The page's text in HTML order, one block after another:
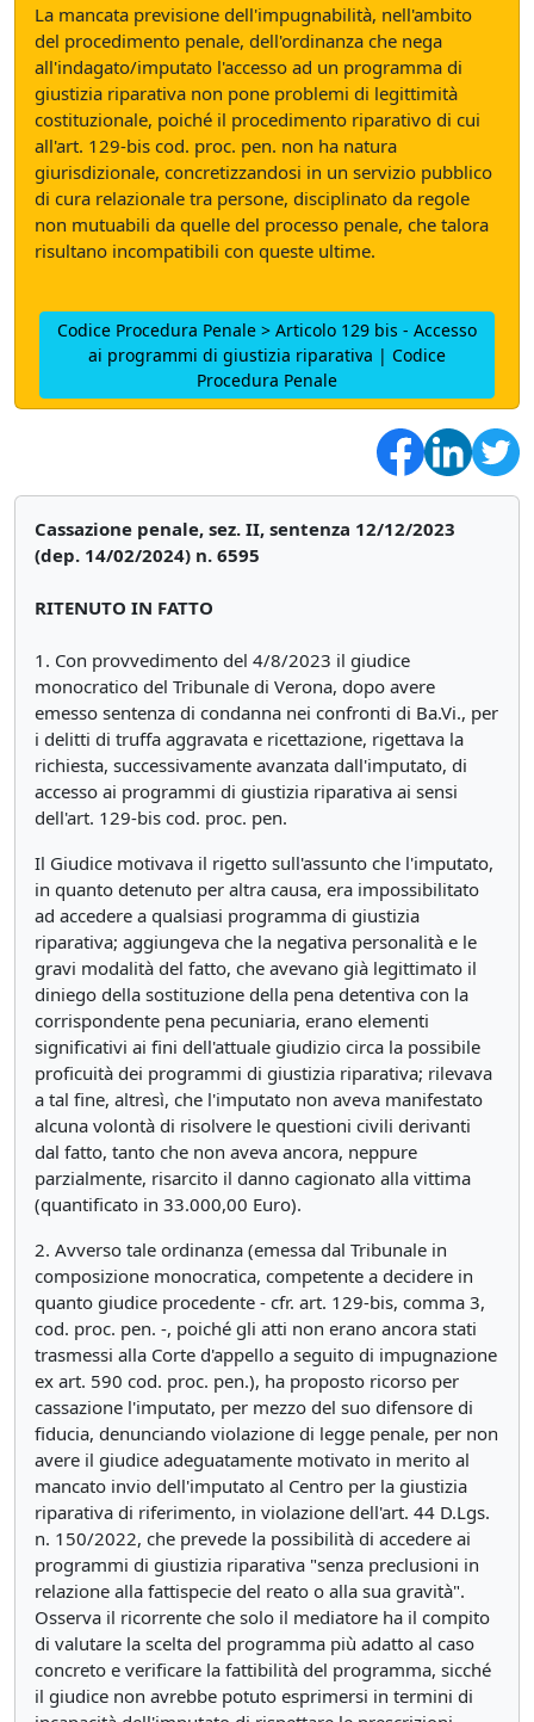
La mancata previsione dell'impugnabilità, nell'ambito
del procedimento penale, dell'ordinanza che nega
all'indagato/imputato l'accesso ad un programma di
giustizia riparativa non pone problemi di legittimità
costituzionale, poiché il procedimento riparativo di cui
all'art. 129-bis cod. proc. pen. non ha natura
giurisdizionale, concretizzandosi in un servizio pubblico
di cura relazionale tra persone, disciplinato da regole
non mutuabili da quelle del processo penale, che talora
risultano incompatibili con queste ultime.
Codice Procedura Penale > Articolo 129 bis - Accesso
ai programmi di giustizia riparativa | Codice
Procedura Penale
Cassazione penale, sez. II, sentenza 12/12/2023
(dep. 14/02/2024) n. 6595
RITENUTO IN FATTO
1. Con provvedimento del 4/8/2023 il giudice
monocratico del Tribunale di Verona, dopo avere
emesso sentenza di condanna nei confronti di Ba.Vi., per
i delitti di truffa aggravata e ricettazione, rigettava la
richiesta, successivamente avanzata dall'imputato, di
accesso ai programmi di giustizia riparativa ai sensi
dell'art. 129-bis cod. proc. pen.
Il Giudice motivava il rigetto sull'assunto che l'imputato,
in quanto detenuto per altra causa, era impossibilitato
ad accedere a qualsiasi programma di giustizia
riparativa; aggiungeva che la negativa personalità e le
gravi modalità del fatto, che avevano già legittimato il
diniego della sostituzione della pena detentiva con la
corrispondente pena pecuniaria, erano elementi
significativi ai fini dell'attuale giudizio circa la possibile
proficuità dei programmi di giustizia riparativa; rilevava
a tal fine, altresì, che l'imputato non aveva manifestato
alcuna volontà di risolvere le questioni civili derivanti
dal fatto, tanto che non aveva ancora, neppure
parzialmente, risarcito il danno cagionato alla vittima
(quantificato in 33.000,00 Euro).
2. Avverso tale ordinanza (emessa dal Tribunale in
composizione monocratica, competente a decidere in
quanto giudice procedente - cfr. art. 129-bis, comma 3,
cod. proc. pen. -, poiché gli atti non erano ancora stati
trasmessi alla Corte d'appello a seguito di impugnazione
ex art. 590 cod. proc. pen.), ha proposto ricorso per
cassazione l'imputato, per mezzo del suo difensore di
fiducia, denunciando violazione di legge penale, per non
avere il giudice adeguatamente motivato in merito al
mancato invio dell'imputato al Centro per la giustizia
riparativa di riferimento, in violazione dell'art. 44 D.Lgs.
n. 150/2022, che prevede la possibilità di accedere ai
programmi di giustizia riparativa "senza preclusioni in
relazione alla fattispecie del reato o alla sua gravità".
Osserva il ricorrente che solo il mediatore ha il compito
di valutare la scelta del programma più adatto al caso
concreto e verificare la fattibilità del programma, sicché
il giudice non avrebbe potuto esprimersi in termini di